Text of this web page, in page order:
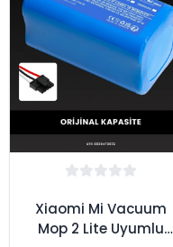
Xiaomi Mi Vacuum
Mop 2 Lite Uyumlu